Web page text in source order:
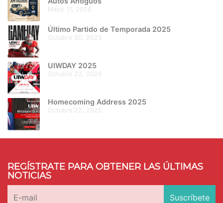
mayo 11, 2026
Último Partido de Temporada 2025
octubre 30, 2025
UIWDAY 2025
octubre 22, 2025
Homecoming Address 2025
octubre 22, 2025
REGÍSTRATE PARA OBTENER LAS ÚLTIMAS
NOTICIAS